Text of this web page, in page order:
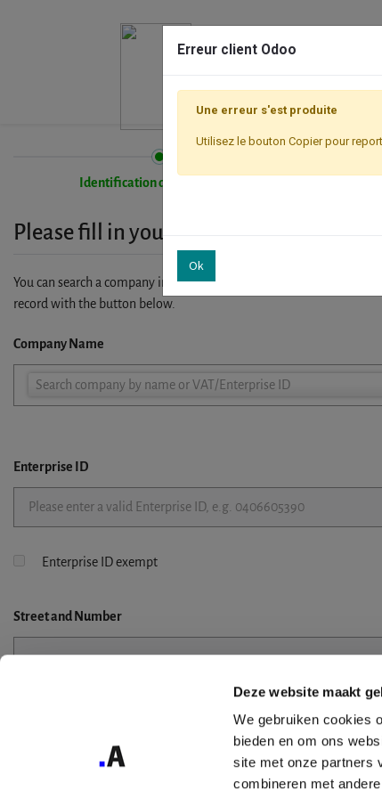
Deze website maakt
We gebruiken cookies
bieden en om ons
site met onze partners
combineren met
Identification de l'entreprise
Please fill in your company details
You can search a company in our database by name, VAT or
record with the button below.
Company Name
Search company by name or VAT/Enterprise ID
Company
Enterprise ID
Enterprise ID exempt
Streetand Number
Erreur client Odoo
Une erreur s'est produite
Utilisez le bouton Copier pour
Ok